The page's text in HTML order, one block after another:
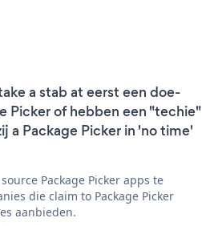
a stab at eerst een doe-
Picker of hebben een "techie"
a Package Picker in 'no time'
Package Picker apps te
die claim to Package Picker
aanbieden.